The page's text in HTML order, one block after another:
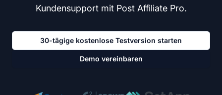
Kundensupport mit Post Affiliate Pro.
30-tägige kostenlose Testversion starten
Demo vereinbaren